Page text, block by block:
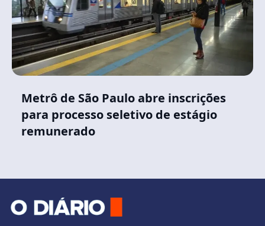
Metrô de São Paulo abre inscrições
para processo seletivo de estágio
remunerado